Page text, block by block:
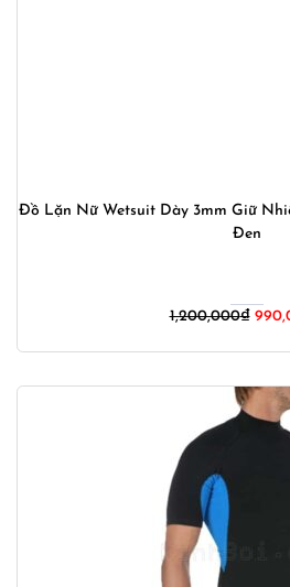
Đồ Lặn Nữ Wetsuit Dày 3mm Giữ
Đen
1,200,000₫ Giá